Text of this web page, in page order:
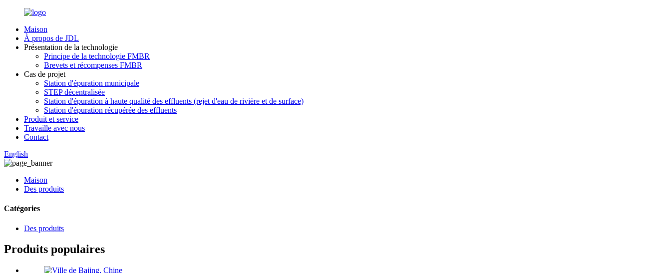
Maison
À propos de JDL
Présentation de la technologie
Principe de la technologie FMBR
Brevets et récompenses FMBR
Cas de projet
Station d'épuration municipale
STEP décentralisée
Station d'épuration à haute qualité des effluents (rejet d'eau de rivière et de surface)
Station d'épuration récupérée des effluents
Produit et service
Travaille avec nous
Contact
English
Maison
Des produits
Catégories
Des produits
Produits populaires